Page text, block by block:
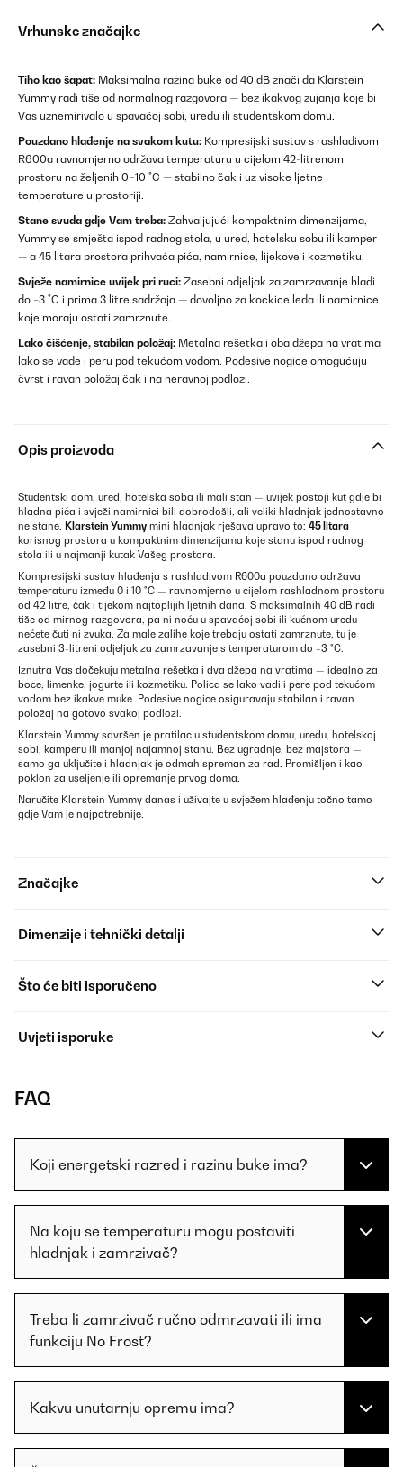
Vrhunske značajke
Tiho kao šapat: Maksimalna razina buke od 40 dB znači da Klarstein
Yummy radi tiše od normalnog razgovora — bez ikakvog zujanja koje bi
Vas uznemirivalo u spavaćoj sobi, uredu ili studentskom domu.
Pouzdano hlađenje na svakom kutu: Kompresijski sustav s rashladivom
R600a ravnomjerno održava temperaturu u cijelom 42-litrenom
prostoru na željenih 0–10 °C — stabilno čak i uz visoke ljetne
temperature u prostoriji.
Stane svuda gdje Vam treba: Zahvaljujući kompaktnim dimenzijama,
Yummy se smješta ispod radnog stola, u ured, hotelsku sobu ili kamper
— a 45 litara prostora prihvaća pića, namirnice, lijekove i kozmetiku.
Svježe namirnice uvijek pri ruci: Zasebni odjeljak za zamrzavanje hladi
do −3 °C i prima 3 litre sadržaja — dovoljno za kockice leda ili namirnice
koje moraju ostati zamrznute.
Lako čišćenje, stabilan položaj: Metalna rešetka i oba džepa na vratima
lako se vade i peru pod tekućom vodom. Podesive nogice omogućuju
čvrst i ravan položaj čak i na neravnoj podlozi.
Opis proizvoda
Studentski dom, ured, hotelska soba ili mali stan — uvijek postoji kut gdje bi
hladna pića i svježi namirnici bili dobrodošli, ali veliki hladnjak jednostavno
ne stane. Klarstein Yummy mini hladnjak rješava upravo to: 45 litara
korisnog prostora u kompaktnim dimenzijama koje stanu ispod radnog
stola ili u najmanji kutak Vašeg prostora.
Kompresijski sustav hlađenja s rashladivom R600a pouzdano održava
temperaturu između 0 i 10 °C — ravnomjerno u cijelom rashladnom prostoru
od 42 litre, čak i tijekom najtoplijih ljetnih dana. S maksimalnih 40 dB radi
tiše od mirnog razgovora, pa ni noću u spavaćoj sobi ili kućnom uredu
nećete čuti ni zvuka. Za male zalihe koje trebaju ostati zamrznute, tu je
zasebni 3-litreni odjeljak za zamrzavanje s temperaturom do −3 °C.
Iznutra Vas dočekuju metalna rešetka i dva džepa na vratima — idealno za
boce, limenke, jogurte ili kozmetiku. Polica se lako vadi i pere pod tekućom
vodom bez ikakve muke. Podesive nogice osiguravaju stabilan i ravan
položaj na gotovo svakoj podlozi.
Klarstein Yummy savršen je pratilac u studentskom domu, uredu, hotelskoj
sobi, kamperu ili manjoj najamnoj stanu. Bez ugradnje, bez majstora —
samo ga uključite i hladnjak je odmah spreman za rad. Promišljen i kao
poklon za useljenje ili opremanje prvog doma.
Naručite Klarstein Yummy danas i uživajte u svježem hlađenju točno tamo
gdje Vam je najpotrebnije.
Značajke
Dimenzije i tehnički detalji
Što će biti isporučeno
Uvjeti isporuke
FAQ
Koji energetski razred i razinu buke ima?
Na koju se temperaturu mogu postaviti
hladnjak i zamrzivač?
Treba li zamrzivač ručno odmrzavati ili ima
funkciju No Frost?
Kakvu unutarnju opremu ima?